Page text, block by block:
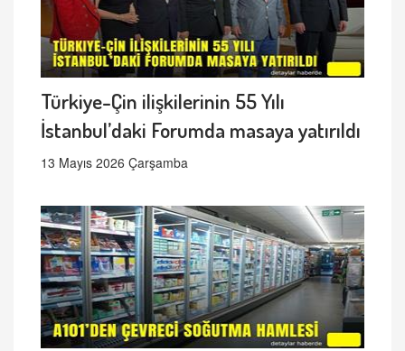
Türkiye-Çin ilişkilerinin 55 Yılı
İstanbul’daki Forumda masaya yatırıldı
13 Mayıs 2026 Çarşamba